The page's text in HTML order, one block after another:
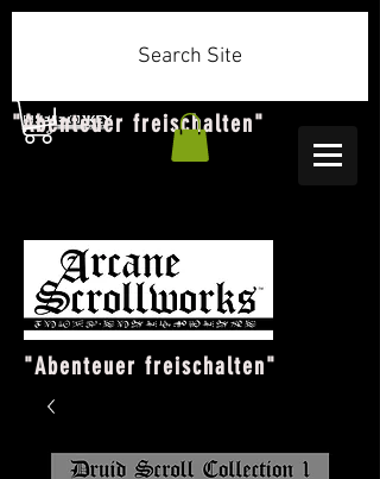
"Abenteuer freischalten"
Search Site
"Abenteuer freischalten"